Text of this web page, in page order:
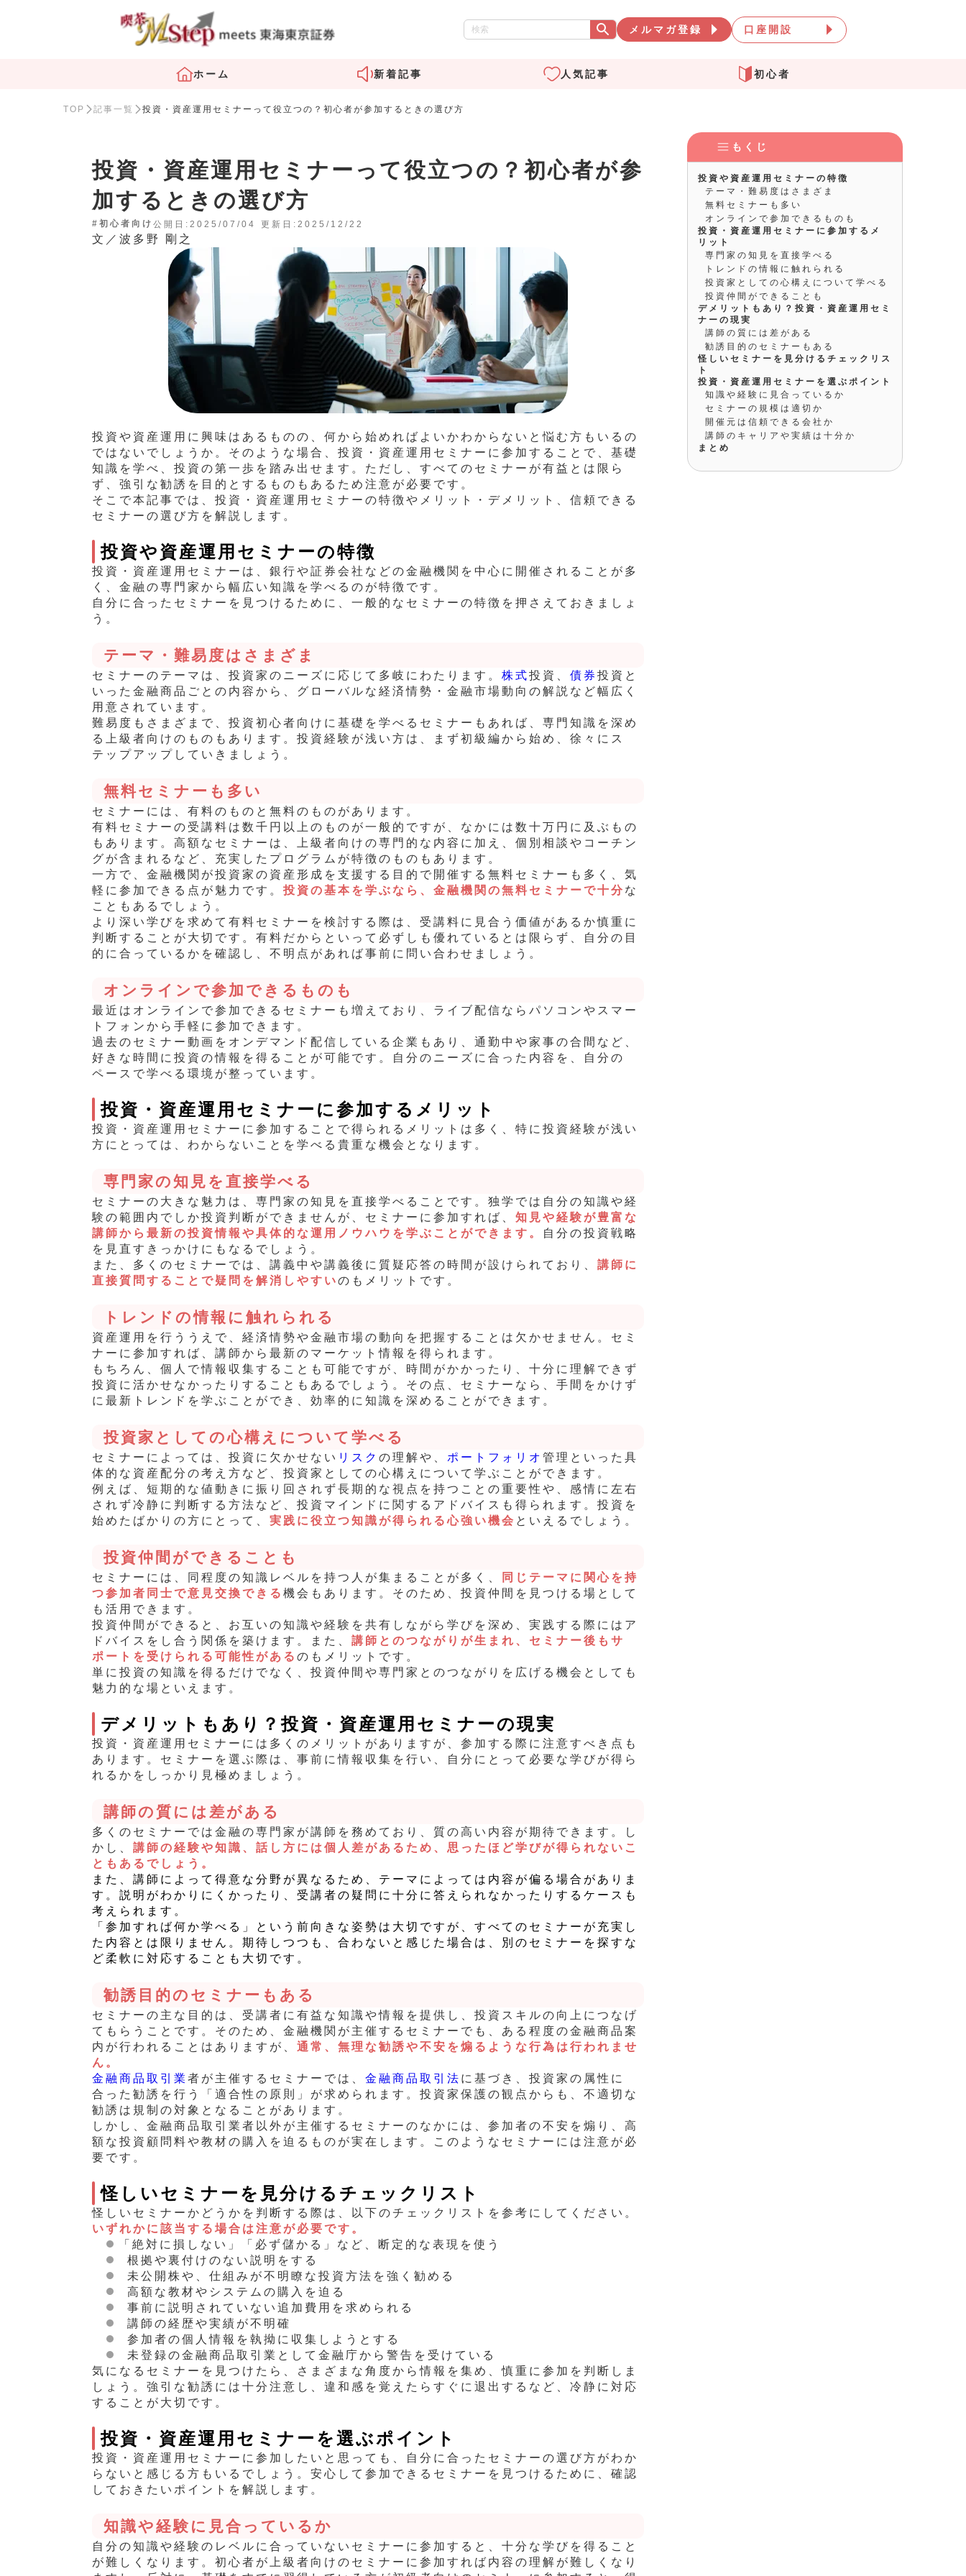
メルマガ登録 口座開設
ホーム 新着記事 人気記事 初心者
TOP 記事一覧 投資・資産運用セミナーって役立つの？初心者が参加するときの選び方
投資・資産運用セミナーって役立つの？初心者が参
加するときの選び方
#初心者向け 公開日:2025/07/04 更新日:2025/12/22
文／波多野 剛之
投資や資産運用に興味はあるものの、何から始めればよいかわからないと悩む方もいるの
ではないでしょうか。そのような場合、投資・資産運用 セミナーに参加することで、基礎
知識を学べ、投資の第一歩を踏み出せます。ただし、すべてのセミナーが有益とは限ら
ず、強引な勧誘を目的とするものもあるため注意が必要です。
そこで本記事では、投資・資産 運用セミナーの特徴やメリット・デメリット、信頼できる
セミナーの選び方を解説します。
投資や資産運用セミナーの特徴
投資・資産 運用セミナーは、銀行や証券会社 などの金融機関を中心に開催されることが多
く、金融の専門家から幅広い知識を学べるのが特徴です。
自分に合ったセミナーを見つけるために、一般的なセミナーの特徴を押さえておきましょ
う。
テーマ・難易度はさまざま
セミナーのテーマは、投資家のニーズに応じて多岐にわたります。 株式投資 債券 投資 と
いった金融商品ごとの内容から、グローバルな経済情勢・金融市場動向の解説など幅広く
用意されています。
難易度もさまざまで、投資初心者向けに基礎を学べるセミナーもあれば、専門知識を深め
る上級者向けのものもあります。 投資経験が浅い方は、まず初級編から始め、徐々にス
テップアップしていきましょう。
無料セミナーも多い
セミナーには、有料のものと無料のものがあります。
有料セミナーの受講料は数千円以上のものが一般的ですが、なかには数十万円に及ぶもの
もあります。高額なセミナーは、上級者向けの専門的な内容に加え、個別相談やコーチン
グが含まれるなど、充実したプログラムが特徴のものもあります。
一方で、金融機関が投資家の資産 形成を支援する目的で開催する無料セミナーも多く、気
軽に参加できる点が魅力です。 投資の基本を学ぶなら、金融機関の無料セミナーで十分 な
こともあるでしょう。
より深い学びを求めて有料セミナーを検討する際は、受講料に見合う価値があるか慎重に
判断することが大切です。 有料だからといって必ずしも優れているとは限らず、
自分の目
的に合っているかを確認し、不明点があれば事前に問い合わせましょう。
オンラインで参加できるものも
最近はオンラインで参加できるセミナーも増えており、ライブ配信ならパソコンやスマー
トフォンから手軽に参加できます。
過去のセミナー動画をオンデマンド配信している企業もあり、通勤中や家事の合間など、
好きな時間に投資 の情報を得ることが可能です。自分のニーズに合った内容を、自分の
ペースで学べる環境が整っています。
投資・資産運用セミナーに参加するメリット
投資・資産運用セミナーに参加することで得られるメリットは多く、特に投資経験が浅い
方にとっては、わからないことを学べる貴重な機会となります。
専門家の知見を直接学べる
セミナーの大きな魅力は、専門家の知見を直接学べることです。独学では自分の知識や経
験の範囲内でしか投資判断ができませんが、セミナーに参加すれば、 知見や経験が豊富な
講師から最新の投資情報や具体的な運用ノウハウを学ぶことができます。
自分の投資戦略
を見直すきっかけにもなるでしょう。
また、多くのセミナーでは、講義中や講義後に質疑応答の時間が設けられており、 講師に
直接質問することで疑問を解消しやすいのもメリットです。
トレンドの情報に触れられる
資産運用を行ううえで、経済情勢や金融市場の動向を把握することは欠かせません。セミ
ナーに参加すれば、講師から最新のマーケット情報を得られます。
もちろん、個人で情報収集することも可能ですが、時間がかかったり、十分に理解できず
投資に活かせなかったりすることもあるでしょう。その点、セミナーなら、 手間をかけず
に最新トレンドを学ぶことができ、効率的に知識を深めることができます。
投資家としての心構えについて学べる
セミナーによっては、投資に欠かせない リスク の理解や、 ポートフォリオ 管理といった具
体的な資産配分の考え方など、投資家としての心構えについて学ぶことができます。
例えば、短期的な値動きに振り回されず長期的な視点を持つことの重要性や、感情に左右
されず冷静に判断する方法など、投資マインドに関するアドバイスも得られます。投資を
始めたばかりの方にとって、 実践に役立つ知識が得られる心強い機会 といえるでしょう。
投資仲間ができることも
セミナーには、同程度の知識レベルを持つ人が集まることが多く、
同じテーマに関心を持
つ参加者同士で意見交換できる 機会もあります。そのため、投資仲間を見つける場として
も活用できます。
投資仲間ができると、お互いの知識や経験を共有しながら学びを深め、実践する際にはア
ドバイスをし合う関係を築けます。また、 講師とのつながりが生まれ、セミナー後もサ
ポートを受けられる可能性がある のもメリットです。
単に投資の知識を得るだけでなく、投資仲間や専門家とのつながりを広げる機会としても
魅力的な場といえます。
デメリットもあり？投資・資産運用セミナーの現実
投資・資産運用セミナーには多くのメリットがありますが、参加する際に注意すべき点も
あります。セミナーを選ぶ際は、事前に情報収集を行い、自分にとって必要な学びが得ら
れるかをしっかり見極めましょう。
講師の質には差がある
多くのセミナーでは金融の専門家が講師を務めており、質の高い内容が期待できます。し
かし、 講師の経験や知識、話し方には個人差があるため、思ったほど学びが得られないこ
ともあるでしょう。
また、講師によって得意な分野が異なるため、テーマによっては内容が偏る場合がありま
す。説明がわかりにくかったり、受講者の疑問に十分に答えられなかったりするケースも
考えられます。
「参加すれば何か学べる」という前向きな姿勢は大切ですが、すべてのセミナーが充実し
た内容とは限りません。期待しつつも、合わないと感じた場合は、別のセミナーを探すな
ど柔軟に対応することも大切です。
勧誘目的のセミナーもある
セミナーの主な目的は、受講者に有益な知識や情報を提供し、投資スキルの向上につなげ
てもらうことです。そのため、金融機関が主催するセミナーでも、ある程度の金融商品案
内が行われることはありますが、 通常、無理な勧誘や不安を煽るような行為は行われませ
ん。
金融商品取引業 者が主催するセミナーでは、 金融商品取引法 に基づき、投資家の属性に
合った勧誘を行う「適合性の原則」が求められます。投資家保護の観点からも、不適切な
勧誘は規制の対象となることがあります。
しかし、金融商品取引業者以外が主催するセミナーのなかには、参加者の不安を煽り、高
額な投資顧問料や教材の購入を迫るものが実在します。このようなセミナーには注意が必
要です。
怪しいセミナーを見分けるチェックリスト
怪しいセミナーかどうかを判断する際は、以下のチェックリストを参考にしてください。
いずれかに該当する場合は注意が必要です。
「絶対に損しない」「必ず儲かる」など、断定的な表現を使う
根拠や裏付けのない説明をする
未公開株や、仕組みが不明瞭な投資方法を強く勧める
高額な教材やシステムの購入を迫る
事前に説明されていない追加費用を求められる
講師の経歴や実績が不明確
参加者の個人情報を執拗に収集しようとする
未登録の金融商品取引業として金融庁から警告を受けている
気になるセミナーを見つけたら、さまざまな角度から情報を集め、慎重に参加を判断しま
しょう。強引な勧誘には十分注意し、違和感を覚えたらすぐに退出するなど、冷静に対応
することが大切です。
投資・資産運用セミナーを選ぶポイント
投資・資産 運用セミナーに参加したいと思っても、自分に合ったセミナーの選び方がわか
らないと感じる方もいるでしょう。安心して参加できるセミナーを見つけるために、確認
しておきたいポイントを解説します。
知識や経験に見合っているか
自分の知識や経験のレベルに合っていないセミナーに参加すると、十分な学びを得ること
が難しくなります。初心者が上級者向けのセミナーに参加すれば内容の理解が難しくなり
もくじ
投資や資産運用セミナーの特徴
テーマ・難易度はさまざま
無料セミナーも多い
オンラインで参加できるものも
投資・資産運用セミナーに参加するメ
リット
専門家の知見を直接学べる
トレンドの情報に触れられる
投資家としての心構えについて学べる
投資仲間ができることも
デメリットもあり？投資・資産運用セミ
ナーの現実
講師の質には差がある
勧誘目的のセミナーもある
怪しいセミナーを見分けるチェックリス
ト
投資・資産運用セミナーを選ぶポイント
知識や経験に見合っているか
セミナーの規模は適切か
開催元は信頼できる会社か
講師のキャリアや実績は十分か
まとめ